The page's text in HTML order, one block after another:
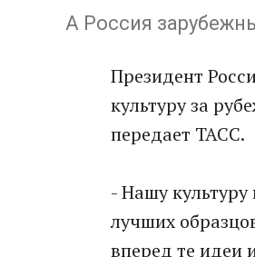
А Россия
Президент
культуру за
передает ТАСС.
- Нашу
лучших
вперед те идеи